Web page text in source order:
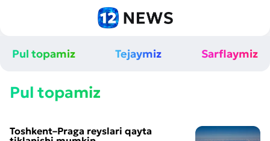
Pul topamiz Tejaymiz Sarflaymiz
Pul topamiz
Boquvchisini yo‘qotganlik
tushuntiramiz
Toshkent–Praga reyslari qayta